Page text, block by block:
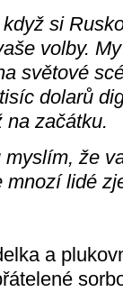
si
volby.
světové
dolarů
na začátku.
že
mnozí lidé
a